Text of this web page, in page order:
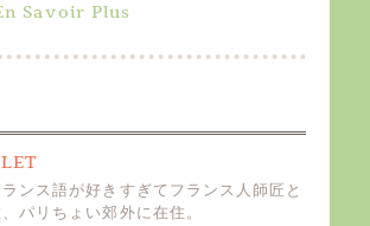
Savoir Plus
ンス語が好きすぎてフランス人師匠と
パリちょい郊外に在住。